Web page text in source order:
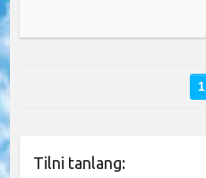
1
Tilni tanlang: